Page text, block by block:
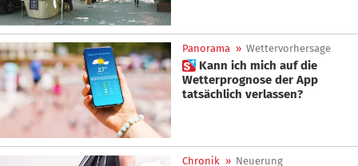
Panorama » Wettervorhersage
 Kann ich mich auf die
Wetterprognose der App
tatsächlich verlassen?
Chronik » Neuerung